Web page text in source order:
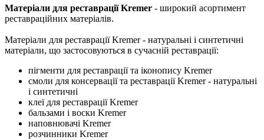
Матеріали для реставрації Kremer - широкий асортимент
реставраційних матеріалів.
Матеріали для реставрації Kremer - натуральні і синтетичні
матеріали, що застосовуються в сучасній реставрації:
пігменти для реставрації та іконопису Kremer
смоли для консервації та реставрації Kremer - натуральні
і синтетичні
клеї для реставрації Kremer
бальзами і воски Kremer
наповнювачі Kremer
розчинники Kremer